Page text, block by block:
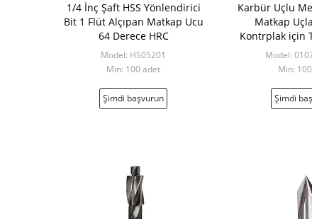
1/4 İnç Şaft HSS Yönlendirici
Bit 1 Flüt Alçıpan Matkap Ucu
64 Derece HRC
Model: HS05201
Min: 100 adet
Şimdi başvurun
Karbür Uçlu
Matkap
Kontrplak için
Model:
Min:
Şimdi